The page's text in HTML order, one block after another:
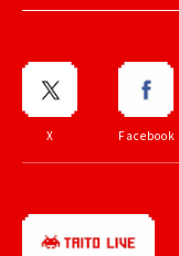
X Facebook